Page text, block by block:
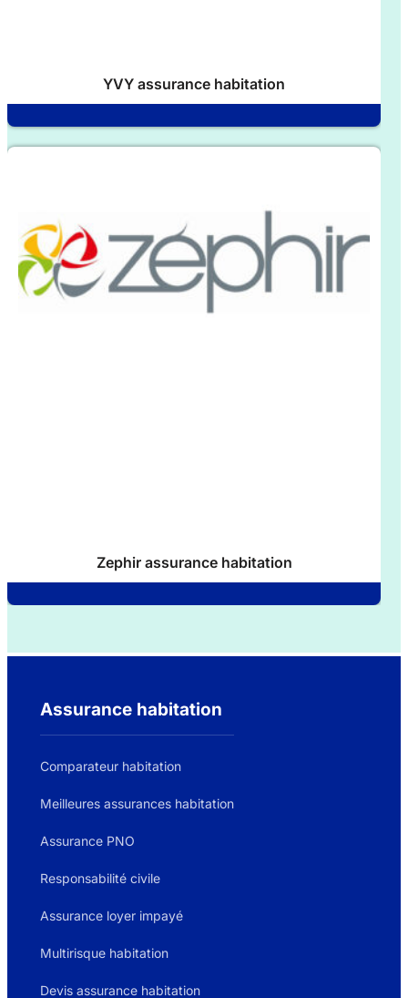
YVY assurance habitation
Zephir assurance habitation
Assurance habitation
Comparateur habitation
Meilleures assurances habitation
Assurance PNO
Responsabilité civile
Assurance loyer impayé
Multirisque habitation
Devis assurance habitation